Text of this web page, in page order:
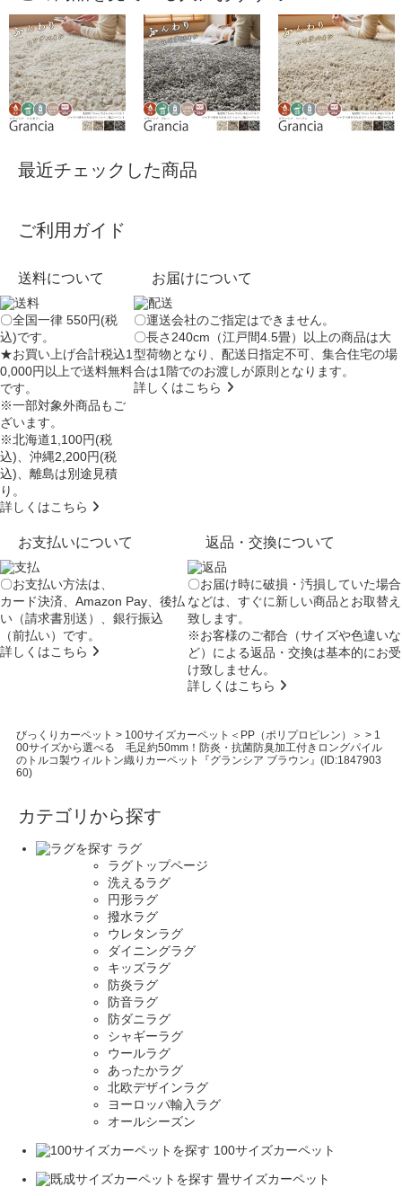
最近チェックした商品
ご利用ガイド
送料について
〇全国一律 550円(税
込)です。
★お買い上げ合計税込1
0,000円以上で送料無料
です。
※一部対象外商品もご
ざいます。
※北海道1,100円(税
込)、沖縄2,200円(税
込)、離島は別途見積
り。
詳しくはこちら
お届けについて
〇運送会社のご指定はできません。
〇長さ240cm（江戸間4.5畳）以上の商品は大
型荷物となり、配送日指定不可、集合住宅の場
合は1階でのお渡しが原則となります。
詳しくはこちら
お支払いについて
〇お支払い方法は、
カード決済、Amazon Pay、後払
い（請求書別送）、銀行振込
（前払い）です。
詳しくはこちら
返品・交換について
〇お届け時に破損・汚損していた場合
などは、すぐに新しい商品とお取替え
致します。
※お客様のご都合（サイズや色違いな
ど）による返品・交換は基本的にお受
け致しません。
詳しくはこちら
びっくりカーペット > 100サイズカーペット＜PP（ポリプロピレン）＞ > 1
00サイズから選べる 毛足約50mm！防炎・抗菌防臭加工付きロングパイル
のトルコ製ウィルトン織りカーペット『グランシア ブラウン』(ID:1847903
60)
カテゴリから探す
ラグ
ラグトップページ
洗えるラグ
円形ラグ
撥水ラグ
ウレタンラグ
ダイニングラグ
キッズラグ
防炎ラグ
防音ラグ
防ダニラグ
シャギーラグ
ウールラグ
あったかラグ
北欧デザインラグ
ヨーロッパ輸入ラグ
オールシーズン
100サイズカーペット
畳サイズカーペット